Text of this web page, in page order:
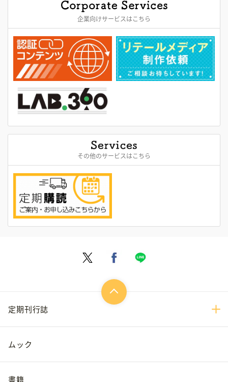
企業向けサービスはこちら
その他のサービスはこちら
定期刊行誌
ムック
書籍